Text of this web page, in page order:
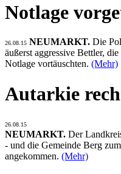
Notlage
26.08.15 NEUMARKT. Die
äußerst aggressive Bettler,
Notlage vortäuschten. (Mehr)
Autarkie
26.08.15
NEUMARKT. Der
- und die Gemeinde Berg
angekommen. (Mehr)